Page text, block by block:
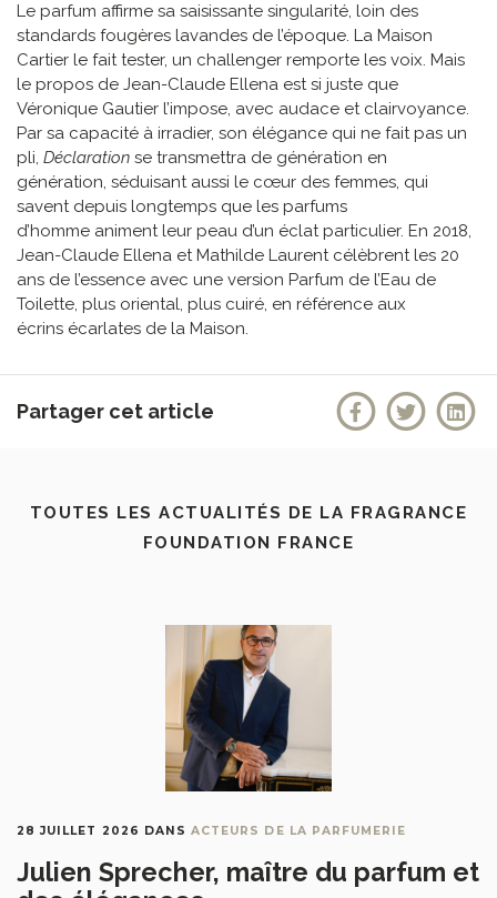
Le parfum affirme sa saisissante singularité, loin des
standards fougères lavandes de l’époque. La Maison
Cartier le fait tester, un challenger remporte les voix. Mais
le propos de Jean-Claude Ellena est si juste que
Véronique Gautier l’impose, avec audace et clairvoyance.
Par sa capacité à irradier, son élégance qui ne fait pas un
pli, Déclaration se transmettra de génération en
génération, séduisant aussi le cœur des femmes, qui
savent depuis longtemps que les parfums
d’homme animent leur peau d’un éclat particulier. En 2018,
Jean-Claude Ellena et Mathilde Laurent célèbrent les 20
ans de l’essence avec une version Parfum de l’Eau de
Toilette, plus oriental, plus cuiré, en référence aux
écrins écarlates de la Maison.
Partager cet article
TOUTES LES ACTUALITÉS DE LA FRAGRANCE
FOUNDATION FRANCE
28 JUILLET 2026 DANSACTEURS DE LA PARFUMERIE
Julien Sprecher, maître du parfum et